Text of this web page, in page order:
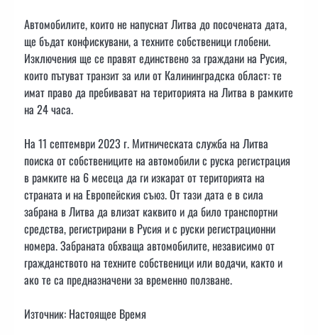
Автомобилите, които не напуснат Литва до посочената дата,
ще бъдат конфискувани, а техните собственици глобени.
Изключения ще се правят единствено за граждани на Русия,
които пътуват транзит за или от Калининградска област: те
имат право да пребивават на територията на Литва в рамките
на 24 часа.
На 11 септември 2023 г. Митническата служба на Литва
поиска от собствениците на автомобили с руска регистрация
в рамките на 6 месеца да ги изкарат от територията на
страната и на Европейския съюз. От тази дата е в сила
забрана в Литва да влизат каквито и да било транспортни
средства, регистрирани в Русия и с руски регистрационни
номера. Забраната обхваща автомобилите, независимо от
гражданството на техните собственици или водачи, както и
ако те са предназначени за временно ползване.
Източник: Настоящее Время